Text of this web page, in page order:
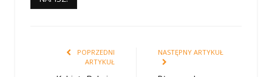
POPRZEDNI
ARTYKUŁ
NASTĘPNY ARTYKUŁ